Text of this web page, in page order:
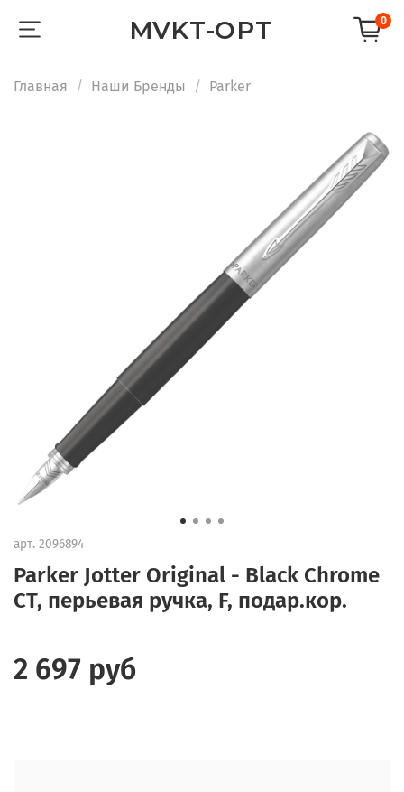
MVKT-OPT 0
Главная Наши Бренды Parker
арт. 2096894
Parker Jotter Original - Black Chrome
CT, перьевая ручка, F, подар.кор.
2 697 руб